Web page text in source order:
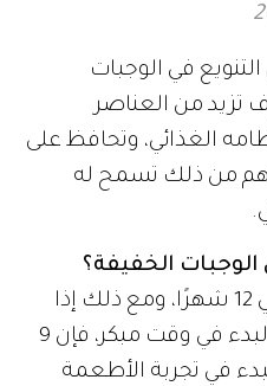
في الوجبات
تزيد من العناصر
الغذائي، وتحافظ على
من ذلك تسمح له
الخفيفة؟
عادةً ما يكون العمر القياسي 12 شهرًا، ومع ذلك إذا
كنتِ تشعرين بأنك تريدين البدء في وقت مبكر، فإن 9
في تجربة الأطعمة